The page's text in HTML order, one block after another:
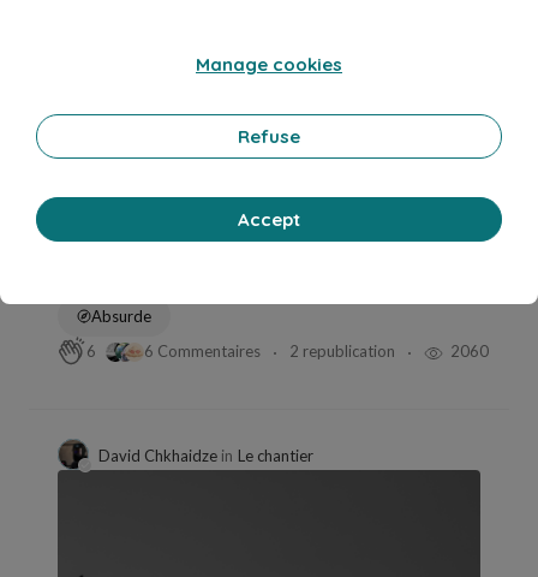
Absurde
6
6 Commentaires 2 republication 2060
David Chkhaidze in Le chantier
Manage cookies
Refuse
Accept